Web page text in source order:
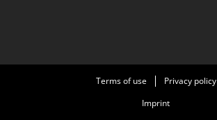
Terms of use
Privacy policy
Imprint